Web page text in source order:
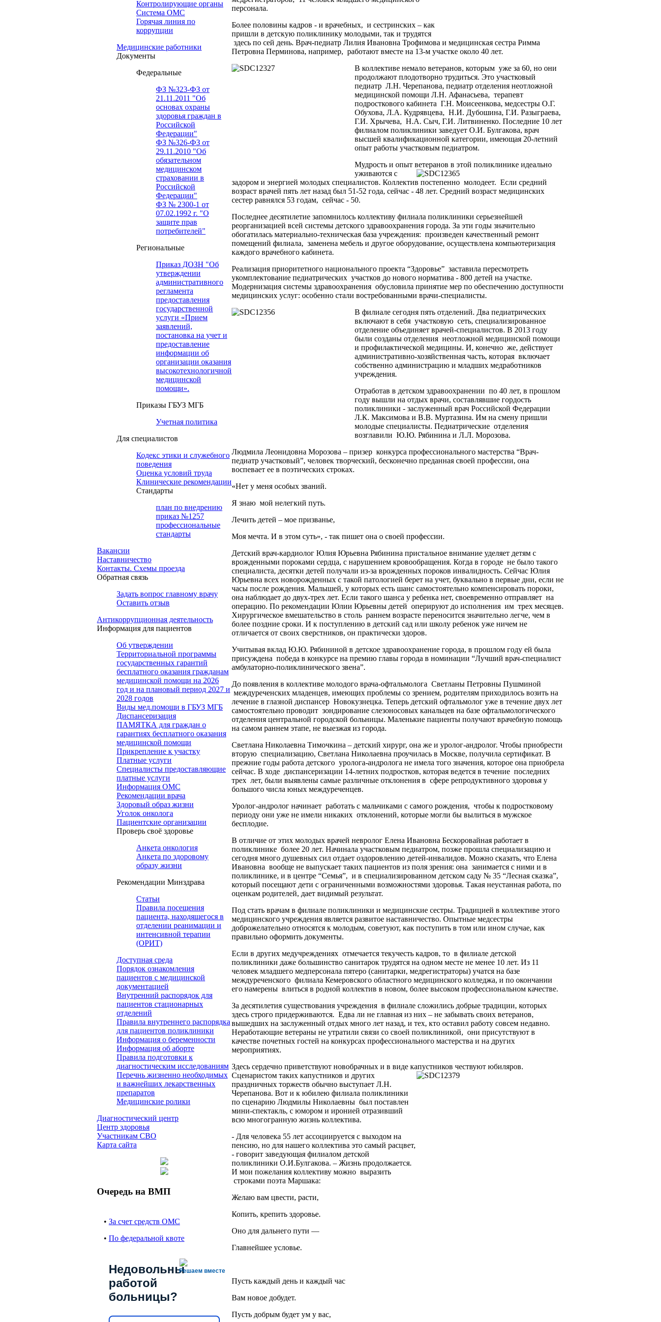
Контролирующие органы
Система ОМС
Горячая линия по
коррупции
Медицинские работники
Документы
Федеральные
ФЗ №323-ФЗ от
21.11.2011 "Об
основах охраны
здоровья граждан в
Российской
Федерации"
ФЗ №326-ФЗ от
29.11.2010 "Об
обязательном
медицинском
страховании в
Российской
Федерации"
ФЗ № 2300-1 от
07.02.1992 г. "О
защите прав
потребителей"
Региональные
Приказ ДОЗН "Об
утверждении
административного
регламента
предоставления
государственной
услуги «Прием
заявлений,
постановка на учет и
предоставление
информации об
организации оказания
высокотехнологичной
медицинской
помощи».
Приказы ГБУЗ МГБ
Учетная политика
Для специалистов
Кодекс этики и служебного
поведения
Оценка условий труда
Клинические рекомендации
Cтандарты
план по внедрению
приказ №1257
профессиональные
стандарты
Вакансии
Наставничество
Контакты. Схемы проезда
Обратная связь
Задать вопрос главному врачу
Оставить отзыв
Антикоррупционная деятельность
Информация для пациентов
Об утверждении
Территориальной программы
государственных гарантий
бесплатного оказания гражданам
медицинской помощи на 2026
год и на плановый период 2027 и
2028 годов
Виды мед.помощи в ГБУЗ МГБ
Диспансеризация
ПАМЯТКА для граждан о
гарантиях бесплатного оказания
медицинской помощи
Прикрепление к участку
Платные услуги
Специалисты предоставляющие
платные услуги
Информация ОМС
Рекомендации врача
Здоровый образ жизни
Уголок онколога
Пациентские организации
Проверь своё здоровье
Анкета онкология
Анкета по здоровому
образу жизни
Рекомендации Минздрава
Статьи
Правила посещения
пациента, находящегося в
отделении реанимации и
интенсивной терапии
(ОРИТ)
Доступная среда
Порядок ознакомления
пациентов с медицинской
документацией
Внутренний распорядок для
пациентов стационарных
отделений
Правила внутреннего распорядка
для пациентов поликлиники
Информация о беременности
Информация об аборте
Правила подготовки к
диагностическим исследованиям
Перечнь жизненно необходимых
и важнейших лекарственных
препаратов
Медицинские ролики
Диагностический центр
Центр здоровья
Участникам СВО
Карта сайта
Очередь на ВМП
• За счет средств ОМС
• По федеральной квоте
Решаем вместе
Недовольны
работой
больницы?
персонала.
Более половины кадров - и врачебных, и сестринских – как
пришли в детскую поликлинику молодыми, так и трудятся
здесь по сей день. Врач-педиатр Лилия Ивановна Трофимова и медицинская сестра Римма
Петровна Перминова, например, работают вместе на 13-м участке около 40 лет.
В коллективе немало ветеранов, которым уже за 60, но они
продолжают плодотворно трудиться. Это участковый
педиатр Л.Н. Черепанова, педиатр отделения неотложной
медицинской помощи Л.Н. Афанасьева, терапевт
подросткового кабинета Г.Н. Моисеенкова, медсестры О.Г.
Обухова, Л.А. Кудрявцева, Н.И. Дубошина, Г.И. Разыграева,
Г.И. Хрычева, Н.А. Сыч, Г.И. Литвиненко. Последние 10 лет
филиалом поликлиники заведует О.И. Булгакова, врач
высшей квалификационной категории, имеющая 20-летний
опыт работы участковым педиатром.
Мудрость и опыт ветеранов в этой поликлинике идеально
уживаются с
задором и энергией молодых специалистов. Коллектив постепенно молодеет. Если средний
возраст врачей пять лет назад был 51-52 года, сейчас - 48 лет. Средний возраст медицинских
сестер равнялся 53 годам, сейчас - 50.
Последнее десятилетие запомнилось коллективу филиала поликлиники серьезнейшей
реорганизацией всей системы детского здравоохранения города. За эти годы значительно
обогатилась материально-техническая база учреждения: произведен качественный ремонт
помещений филиала, заменена мебель и другое оборудование, осуществлена компьютеризация
каждого врачебного кабинета.
Реализация приоритетного национального проекта “Здоровье” заставила пересмотреть
укомплектование педиатрических участков до нового норматива - 800 детей на участке.
Модернизация системы здравоохранения обусловила принятие мер по обеспечению доступности
медицинских услуг: особенно стали востребованными врачи-специалисты.
В филиале сегодня пять отделений. Два педиатрических
включают в себя участковую сеть, специализированное
отделение объединяет врачей-специалистов. В 2013 году
были созданы отделения неотложной медицинской помощи
и профилактической медицины. И, конечно же, действует
административно-хозяйственная часть, которая включает
собственно администрацию и младших медработников
учреждения.
Отработав в детском здравоохранении по 40 лет, в прошлом
году вышли на отдых врачи, составлявшие гордость
поликлиники - заслуженный врач Российской Федерации
Л.К. Максимова и В.В. Муртазина. Им на смену пришли
молодые специалисты. Педиатрические отделения
возглавили Ю.Ю. Рябинина и Л.Л. Морозова.
Людмила Леонидовна Морозова – призер конкурса профессионального мастерства “Врач-
педиатр участковый”, человек творческий, бесконечно преданная своей профессии, она
воспевает ее в поэтических строках.
«Нет у меня особых званий.
Я знаю мой нелегкий путь.
Лечить детей – мое призванье,
Моя мечта. И в этом суть», - так пишет она о своей профессии.
Детский врач-кардиолог Юлия Юрьевна Рябинина пристальное внимание уделяет детям с
врожденными пороками сердца, с нарушением кровообращения. Когда в городе не было такого
специалиста, десятки детей получали из-за врожденных пороков инвалидность. Сейчас Юлия
Юрьевна всех новорожденных с такой патологией берет на учет, буквально в первые дни, если не
часы после рождения. Малышей, у которых есть шанс самостоятельно компенсировать пороки,
она наблюдает до двух-трех лет. Если такого шанса у ребенка нет, своевременно отправляет на
операцию. По рекомендации Юлии Юрьевны детей оперируют до исполнения им трех месяцев.
Хирургическое вмешательство в столь раннем возрасте переносится значительно легче, чем в
более поздние сроки. И к поступлению в детский сад или школу ребенок уже ничем не
отличается от своих сверстников, он практически здоров.
Учитывая вклад Ю.Ю. Рябининой в детское здравоохранение города, в прошлом году ей была
присуждена победа в конкурсе на премию главы города в номинации “Лучший врач-специалист
амбулаторно-поликлинического звена”.
До появления в коллективе молодого врача-офтальмолога Светланы Петровны Пушминой
междуреченских младенцев, имеющих проблемы со зрением, родителям приходилось возить на
лечение в глазной диспансер Новокузнецка. Теперь детский офтальмолог уже в течение двух лет
самостоятельно проводит зондирование слезоносовых канальцев на базе офтальмологического
отделения центральной городской больницы. Маленькие пациенты получают врачебную помощь
на самом раннем этапе, не выезжая из города.
Светлана Николаевна Тимочкина – детский хирург, она же и уролог-андролог. Чтобы приобрести
вторую специализацию, Светлана Николаевна проучилась в Москве, получила сертификат. В
прежние годы работа детского уролога-андролога не имела того значения, которое она приобрела
сейчас. В ходе диспансеризации 14-летних подростков, которая ведется в течение последних
трех лет, были выявлены самые различные отклонения в сфере репродуктивного здоровья у
большого числа юных междуреченцев.
Уролог-андролог начинает работать с мальчиками с самого рождения, чтобы к подростковому
периоду они уже не имели никаких отклонений, которые могли бы вылиться в мужское
бесплодие.
В отличие от этих молодых врачей невролог Елена Ивановна Бескоровайная работает в
поликлинике более 20 лет. Начинала участковым педиатром, позже прошла специализацию и
сегодня много душевных сил отдает оздоровлению детей-инвалидов. Можно сказать, что Елена
Ивановна вообще не выпускает таких пациентов из поля зрения: она занимается с ними и в
поликлинике, и в центре “Семья”, и в специализированном детском саду № 35 “Лесная сказка”,
который посещают дети с ограниченными возможностями здоровья. Такая неустанная работа, по
оценкам родителей, дает видимый результат.
Под стать врачам в филиале поликлиники и медицинские сестры. Традицией в коллективе этого
медицинского учреждения является развитое наставничество. Опытные медсестры
доброжелательно относятся к молодым, советуют, как поступить в том или ином случае, как
правильно оформить документы.
Если в других медучреждениях отмечается текучесть кадров, то в филиале детской
поликлиники даже большинство санитарок трудятся на одном месте не менее 10 лет. Из 11
человек младшего медперсонала пятеро (санитарки, медрегистраторы) учатся на базе
междуреченского филиала Кемеровского областного медицинского колледжа, и по окончании
его намерены влиться в родной коллектив в новом, более высоком профессиональном качестве.
За десятилетия существования учреждения в филиале сложились добрые традиции, которых
здесь строго придерживаются. Едва ли не главная из них – не забывать своих ветеранов,
вышедших на заслуженный отдых много лет назад, и тех, кто оставил работу совсем недавно.
Неработающие ветераны не утратили связи со своей поликлиникой, они присутствуют в
качестве почетных гостей на конкурсах профессионального мастерства и на других
мероприятиях.
Здесь сердечно приветствуют новобрачных и в виде капустников чествуют юбиляров.
Сценаристом таких капустников и других
праздничных торжеств обычно выступает Л.Н.
Черепанова. Вот и к юбилею филиала поликлиники
по сценарию Людмилы Николаевны был поставлен
мини-спектакль, с юмором и иронией отразивший
всю многогранную жизнь коллектива.
- Для человека 55 лет ассоциируется с выходом на
пенсию, но для нашего коллектива это самый расцвет,
- говорит заведующая филиалом детской
поликлиники О.И.Булгакова. – Жизнь продолжается.
И мои пожелания коллективу можно выразить
строками поэта Маршака:
Желаю вам цвести, расти,
Копить, крепить здоровье.
Оно для дальнего пути —
Главнейшее условье.
Пусть каждый день и каждый час
Вам новое добудет.
Пусть добрым будет ум у вас,